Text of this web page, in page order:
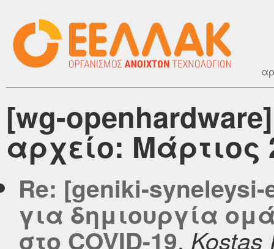
[wg-
αρχείο: Μάρτιος
Re: [geniki-
για δημιουργία
στο COVID-19, Kostas